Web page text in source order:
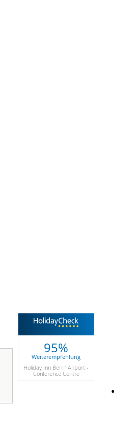
95%
Weiterempfehlung
Holiday Inn Berlin Airport -
Conference Centre